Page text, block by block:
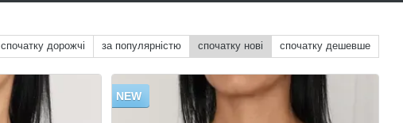
спочатку дорожчі за популярністю спочатку нові спочатку дешевше
NEW